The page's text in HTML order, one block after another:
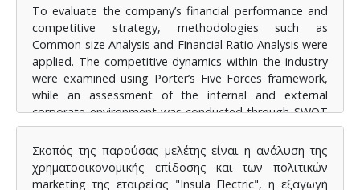
To evaluate the company’s financial performance and
competitive strategy, methodologies such as
Common-size Analysis and Financial Ratio Analysis were
applied. The competitive dynamics within the industry
were examined using Porter’s Five Forces framework,
while an assessment of the internal and external
corporate environment was conducted through SWOT
analysis. Furthermore, the degree to which the
company’s Marketing Mix (4Ps) aligns with its
fundamental strategic objectives was meticulously
analysed.
Σκοπός της παρούσας μελέτης είναι η ανάλυση της
χρηματοοικονομικής επίδοσης και των πολιτικών
marketing της εταιρείας "Insula Electric", η εξαγωγή